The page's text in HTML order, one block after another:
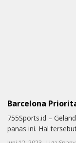
Barcelona
755Sports.id –
panas ini. Hal